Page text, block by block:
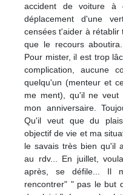
accident de voiture à
déplacement d'une
censées t'aider à
que le recours
Pour mister, il est trop
complication, aucune
quelqu'un (menteur et
me ment), qu'il ne veut
mon anniversaire.
Qu'il veut que du
objectif de vie et ma
le savais très bien qu'il
au rdv... En juillet,
après, se défile... Il
rencontrer" " pas le but